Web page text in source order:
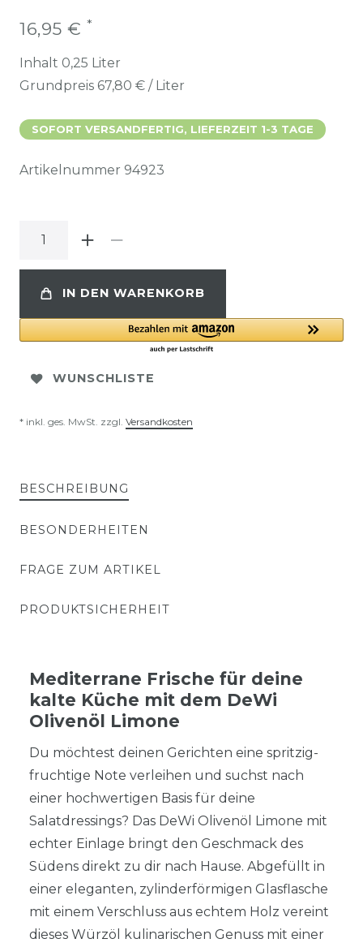
16,95 € *
Inhalt 0,25 Liter
Grundpreis 67,80 € / Liter
SOFORT VERSANDFERTIG, LIEFERZEIT 1-3 TAGE
Artikelnummer 94923
IN DEN WARENKORB
WUNSCHLISTE
* inkl. ges. MwSt. zzgl. Versandkosten
BESCHREIBUNG
BESONDERHEITEN
FRAGE ZUM ARTIKEL
PRODUKTSICHERHEIT
Mediterrane Frische für deine
kalte Küche mit dem DeWi
Olivenöl Limone
Du möchtest deinen Gerichten eine spritzig-
fruchtige Note verleihen und suchst nach
einer hochwertigen Basis für deine
Salatdressings? Das DeWi Olivenöl Limone mit
echter Einlage bringt den Geschmack des
Südens direkt zu dir nach Hause. Abgefüllt in
einer eleganten, zylinderförmigen Glasflasche
mit einem Verschluss aus echtem Holz vereint
dieses Würzöl kulinarischen Genuss mit einer